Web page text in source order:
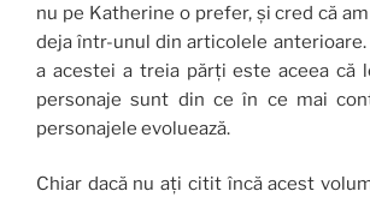
nu pe Katherine o prefer, și cred că
deja într-unul din articolele
a acestei a treia părți este aceea că
personaje sunt din ce în ce mai
personajele evoluează.
Chiar dacă nu ați citit încă acest